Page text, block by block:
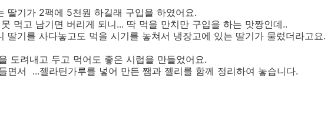
딸기가 2팩에 5천원 하길래 구입을 하였어요.
먹고 남기면 버리게 되니... 딱 먹을 만치만 구입을 하는 맛짱인데..
딸기를 사다놓고도 먹을 시기를 놓쳐서 냉장고에 있는 딸기가 물렀더라고요.
도려내고 두고 먹어도 좋은 시럽을 만들었어요.
면서 ...젤라틴가루를 넣어 만든 쨈과 젤리를 함께 정리하여 놓습니다.